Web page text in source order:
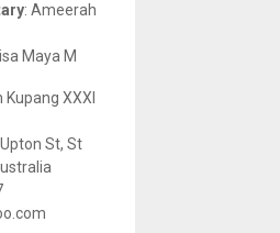
: Ameerah
Maya M
Kupang XXXI
St, St